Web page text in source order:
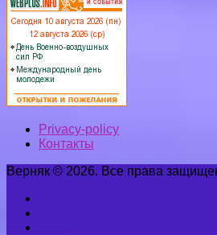
Privacy-policy
Контакты
Верняк © 2026. Все права